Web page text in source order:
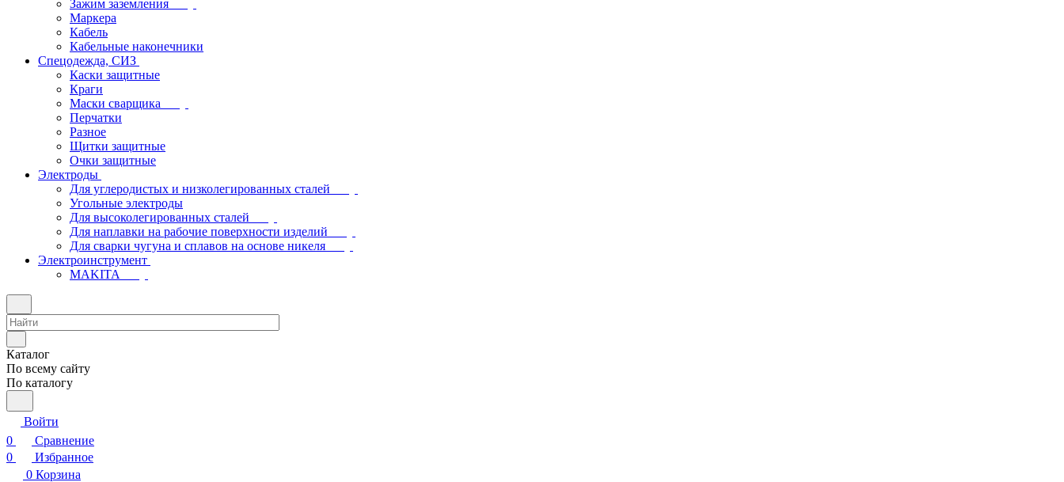
Зажим заземления
Маркера
Кабель
Кабельные наконечники
Спецодежда, СИЗ
Каски защитные
Краги
Маски сварщика
Перчатки
Разное
Щитки защитные
Очки защитные
Электроды
Для углеродистых и низколегированных сталей
Угольные электроды
Для высоколегированных сталей
Для наплавки на рабочие поверхности изделий
Для сварки чугуна и сплавов на основе никеля
Электроинструмент
МAKITA
Каталог
По всему сайту
По каталогу
Войти
0
Сравнение
0
Избранное
0 Корзина